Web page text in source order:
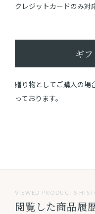
クレジットカードのみ対
ギ
贈り物としてご購入の場
っております。
VIEWED PRODUCTS
閲覧した商品履